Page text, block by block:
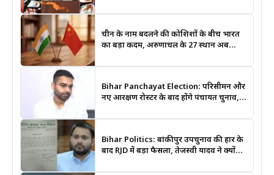
चीन के नाम बदलने की कोशिशों के बीच भारत
का बड़ा कदम, अरुणाचल के 27 स्थान अब
Bihar Panchayat Election: परिसीमन और
नए आरक्षण रोस्टर के बाद होंगे पंचायत चुनाव,
Bihar Politics: बांकीपुर उपचुनाव की हार के
बाद RJD में बड़ा फैसला, तेजस्वी यादव ने क्यों